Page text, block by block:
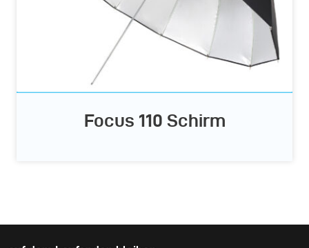
Focus 110 Schirm